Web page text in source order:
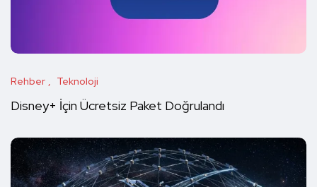
Rehber Teknoloji
Disney+ İçin Ücretsiz Paket Doğrulandı